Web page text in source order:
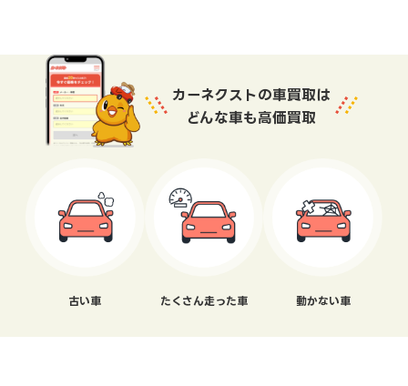
カーネクストの車買取は
どんな車も高価買取
古い車 たくさん走った車 動かない車